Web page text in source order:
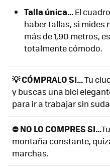
Talla única...El
haber tallas, si mides
más de 1,90 metros,
totalmente cómodo.
💡 CÓMPRALO SI...Tu
y buscas una bici
para ir a trabajar sin
⛔ NO LO COMPRES SI...
montaña constante,
marchas.